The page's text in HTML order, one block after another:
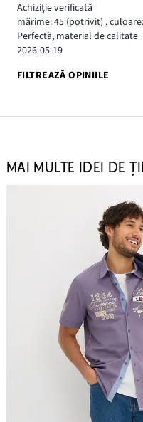
Achiziție verificată
mărime: 45 (potrivit) ,
Perfectă, material de calitate
2026-05-19
FILTREAZĂ OPINIILE
MAI MULTE IDEI DE